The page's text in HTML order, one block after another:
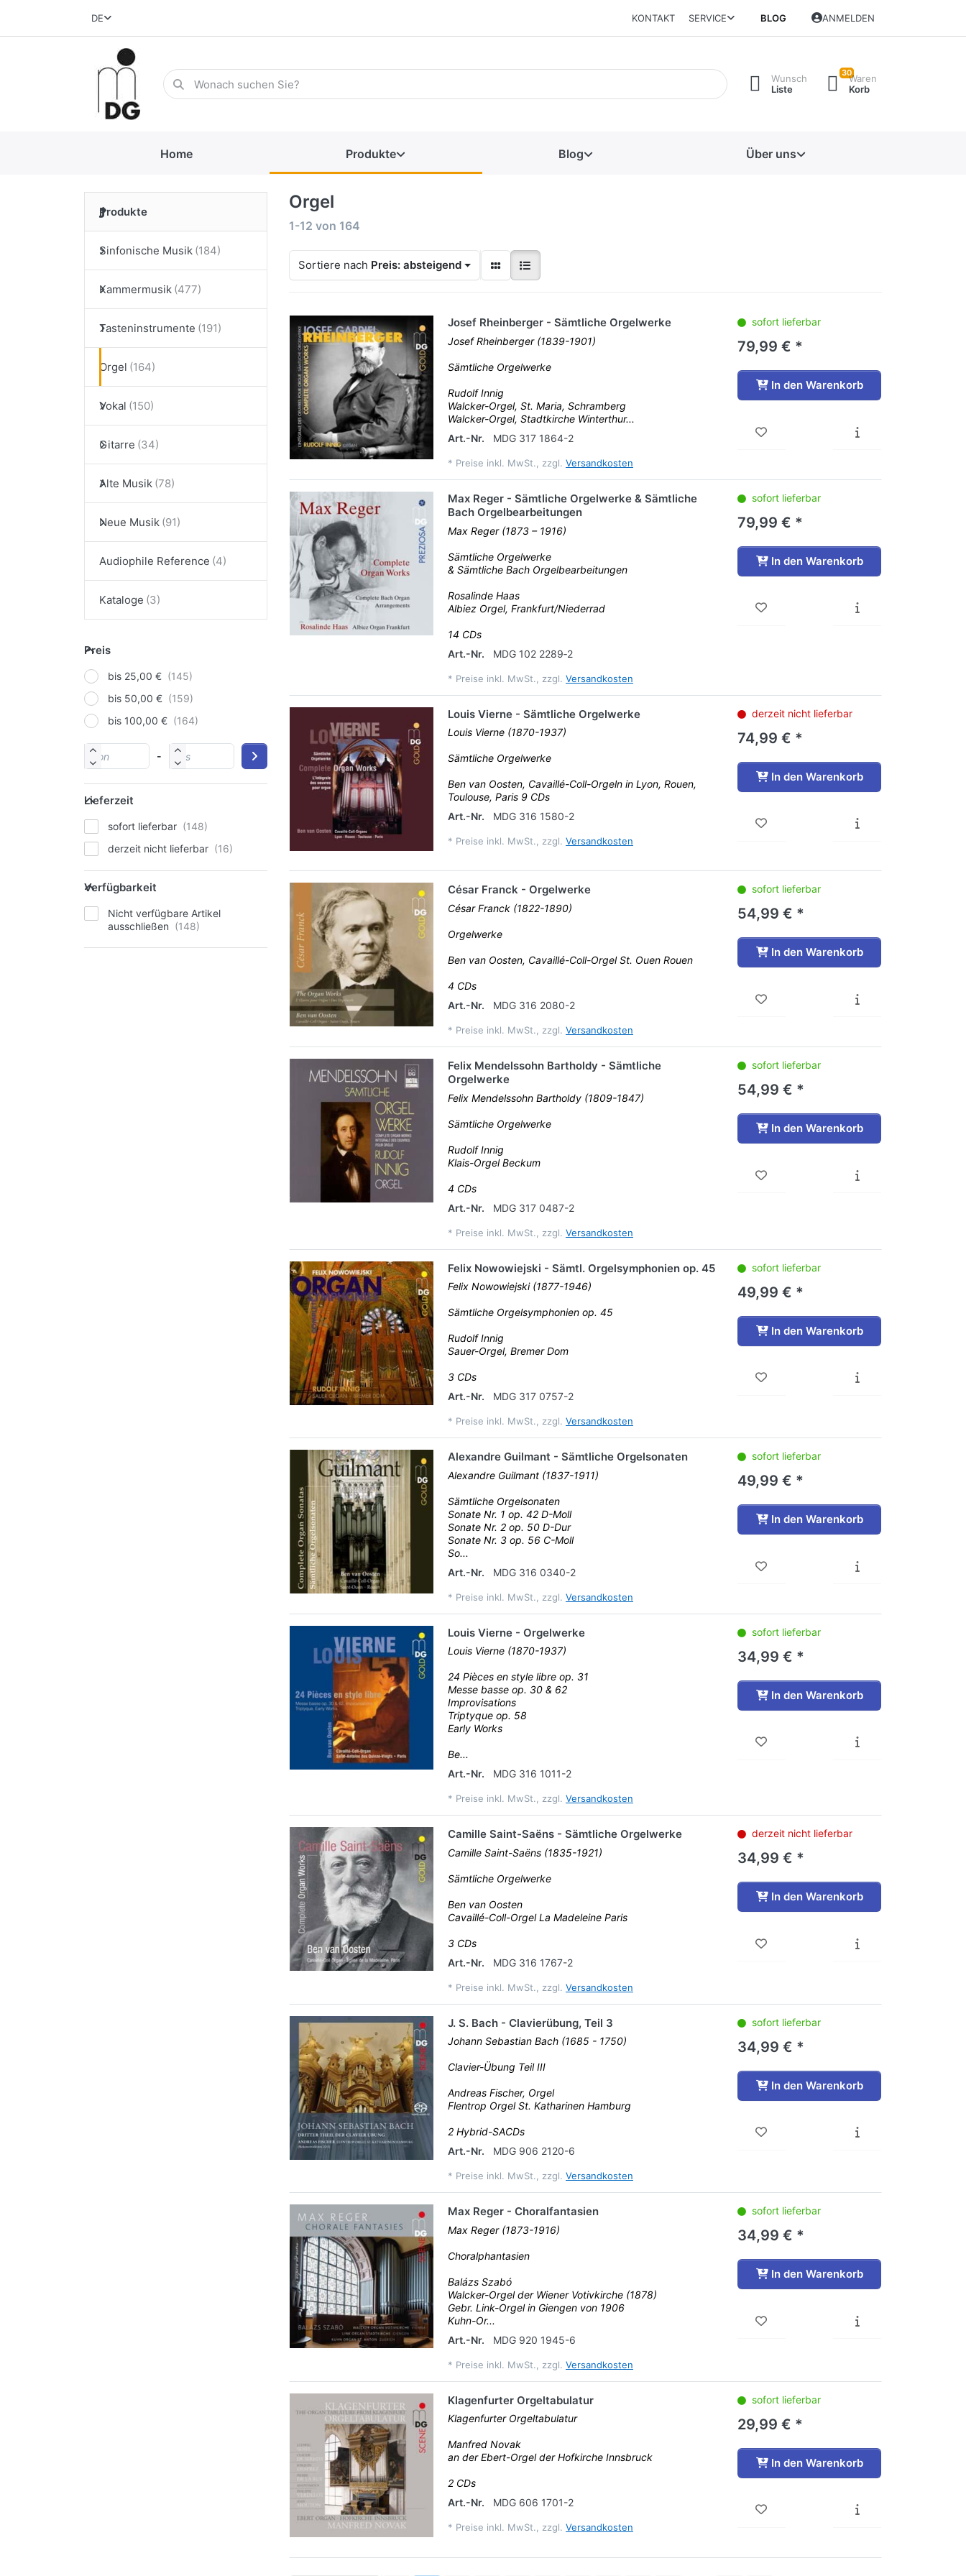
DE KONTAKT SERVICE BLOG ANMELDEN
Wunsch
Liste
30Waren
Korb
Home Produkte Blog Über uns
Produkte
Sinfonische Musik
Kammermusik
Tasteninstrumente
Orgel
Vokal
Gitarre
Alte Musik
Neue Musik
Audiophile Reference
Kataloge
Preis
bis 25,00 €
bis 50,00 €
bis 100,00 €
-
Lieferzeit
sofort lieferbar
derzeit nicht lieferbar
Verfügbarkeit
Nicht verfügbare Artikel
ausschließen
Orgel
1-12 von 164
Sortiere nach Preis: absteigend
Josef Rheinberger - Sämtliche Orgelwerke
Josef Rheinberger (1839-1901)
Sämtliche Orgelwerke
Rudolf Innig
Walcker-Orgel, St. Maria, Schramberg
Walcker-Orgel, Stadtkirche Winterthur...
Art.-Nr.
MDG 317 1864-2
* Preise inkl. MwSt., zzgl. Versandkosten
sofort lieferbar
79,99 € *
In den Warenkorb
Max Reger - Sämtliche Orgelwerke & Sämtliche
Bach Orgelbearbeitungen
Max Reger (1873 – 1916)
Sämtliche Orgelwerke
& Sämtliche Bach Orgelbearbeitungen
Rosalinde Haas
Albiez Orgel, Frankfurt/Niederrad
14 CDs
Art.-Nr.
MDG 102 2289‐2
* Preise inkl. MwSt., zzgl. Versandkosten
sofort lieferbar
79,99 € *
In den Warenkorb
Louis Vierne - Sämtliche Orgelwerke
Louis Vierne (1870-1937)
Sämtliche Orgelwerke
Ben van Oosten, Cavaillé-Coll-Orgeln in Lyon, Rouen,
Toulouse, Paris 9 CDs
Art.-Nr.
MDG 316 1580-2
* Preise inkl. MwSt., zzgl. Versandkosten
derzeit nicht lieferbar
74,99 € *
In den Warenkorb
César Franck - Orgelwerke
César Franck (1822-1890)
Orgelwerke
Ben van Oosten, Cavaillé-Coll-Orgel St. Ouen Rouen
4 CDs
Art.-Nr.
MDG 316 2080-2
* Preise inkl. MwSt., zzgl. Versandkosten
sofort lieferbar
54,99 € *
In den Warenkorb
Felix Mendelssohn Bartholdy - Sämtliche
Orgelwerke
Felix Mendelssohn Bartholdy (1809-1847)
Sämtliche Orgelwerke
Rudolf Innig
Klais-Orgel Beckum
4 CDs
Art.-Nr.
MDG 317 0487-2
* Preise inkl. MwSt., zzgl. Versandkosten
sofort lieferbar
54,99 € *
In den Warenkorb
Felix Nowowiejski - Sämtl. Orgelsymphonien op. 45
Felix Nowowiejski (1877-1946)
Sämtliche Orgelsymphonien op. 45
Rudolf Innig
Sauer-Orgel, Bremer Dom
3 CDs
Art.-Nr.
MDG 317 0757-2
* Preise inkl. MwSt., zzgl. Versandkosten
sofort lieferbar
49,99 € *
In den Warenkorb
Alexandre Guilmant - Sämtliche Orgelsonaten
Alexandre Guilmant (1837-1911)
Sämtliche Orgelsonaten
Sonate Nr. 1 op. 42 D-Moll
Sonate Nr. 2 op. 50 D-Dur
Sonate Nr. 3 op. 56 C-Moll
So...
Art.-Nr.
MDG 316 0340-2
* Preise inkl. MwSt., zzgl. Versandkosten
sofort lieferbar
49,99 € *
In den Warenkorb
Louis Vierne - Orgelwerke
Louis Vierne (1870-1937)
24 Pièces en style libre op. 31
Messe basse op. 30 & 62
Improvisations
Triptyque op. 58
Early Works
Be...
Art.-Nr.
MDG 316 1011-2
* Preise inkl. MwSt., zzgl. Versandkosten
sofort lieferbar
34,99 € *
In den Warenkorb
Camille Saint-Saëns - Sämtliche Orgelwerke
Camille Saint-Saëns (1835-1921)
Sämtliche Orgelwerke
Ben van Oosten
Cavaillé-Coll-Orgel La Madeleine Paris
3 CDs
Art.-Nr.
MDG 316 1767-2
* Preise inkl. MwSt., zzgl. Versandkosten
derzeit nicht lieferbar
34,99 € *
In den Warenkorb
J. S. Bach - Clavierübung, Teil 3
Johann Sebastian Bach (1685 - 1750)
Clavier-Übung Teil III
Andreas Fischer, Orgel
Flentrop Orgel St. Katharinen Hamburg
2 Hybrid-SACDs
Art.-Nr.
MDG 906 2120-6
* Preise inkl. MwSt., zzgl. Versandkosten
sofort lieferbar
34,99 € *
In den Warenkorb
Max Reger - Choralfantasien
Max Reger (1873-1916)
Choralphantasien
Balázs Szabó
Walcker-Orgel der Wiener Votivkirche (1878)
Gebr. Link-Orgel in Giengen von 1906
Kuhn-Or...
Art.-Nr.
MDG 920 1945-6
* Preise inkl. MwSt., zzgl. Versandkosten
sofort lieferbar
34,99 € *
In den Warenkorb
Klagenfurter Orgeltabulatur
Klagenfurter Orgeltabulatur
Manfred Novak
an der Ebert-Orgel der Hofkirche Innsbruck
2 CDs
Art.-Nr.
MDG 606 1701-2
* Preise inkl. MwSt., zzgl. Versandkosten
sofort lieferbar
29,99 € *
In den Warenkorb